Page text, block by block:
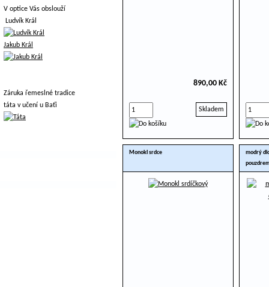
890,00 Kč
Skladem
Monokl srdce
modrý
V optice Vás obslouží
Ludvík Král
Jakub Král
Záruka řemeslné tradice
táta v učení u Baťi